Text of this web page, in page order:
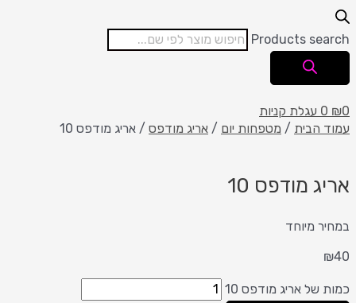
Products search
₪0
0 עגלת קניות
עמוד הבית / מטפחות יום / אריג מודפס / אריג מודפס 10
אריג מודפס 10
במחיר מיוחד
₪40
כמות של אריג מודפס 10